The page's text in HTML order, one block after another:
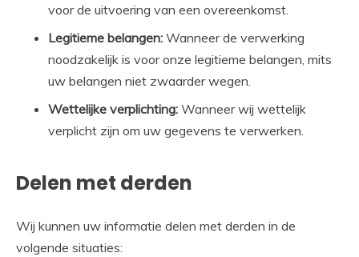
voor de uitvoering van een overeenkomst.
Legitieme belangen: Wanneer de verwerking
noodzakelijk is voor onze legitieme belangen, mits
uw belangen niet zwaarder wegen.
Wettelijke verplichting: Wanneer wij wettelijk
verplicht zijn om uw gegevens te verwerken.
Delen met derden
Wij kunnen uw informatie delen met derden in de
volgende situaties: